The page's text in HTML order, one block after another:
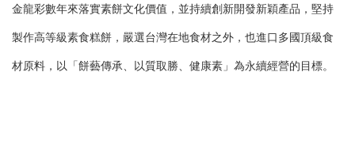
金龍彩數年來落實素餅文化價值，並持續創新開發新穎產品，堅持
製作高等級素食糕餅，嚴選台灣在地食材之外，也進口多國頂級食
材原料，以「餅藝傳承、以質取勝、健康素」為永續經營的目標。